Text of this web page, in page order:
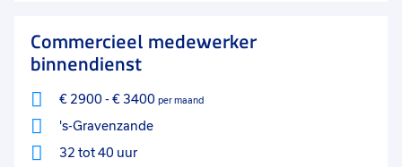
Commercieel medewerker
binnendienst
€ 2900- € 3400 per maand
's-Gravenzande
32 tot 40 uur